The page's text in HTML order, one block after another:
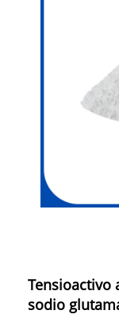
Tensioactivo
sodio